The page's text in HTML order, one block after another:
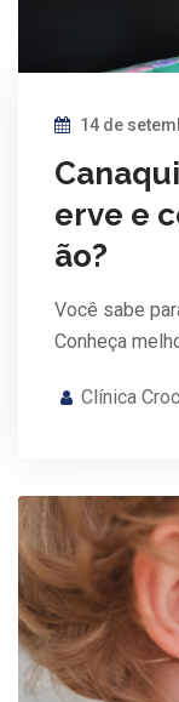
14 de
erve e
ão?
Você sabe
Conheça
Clínica